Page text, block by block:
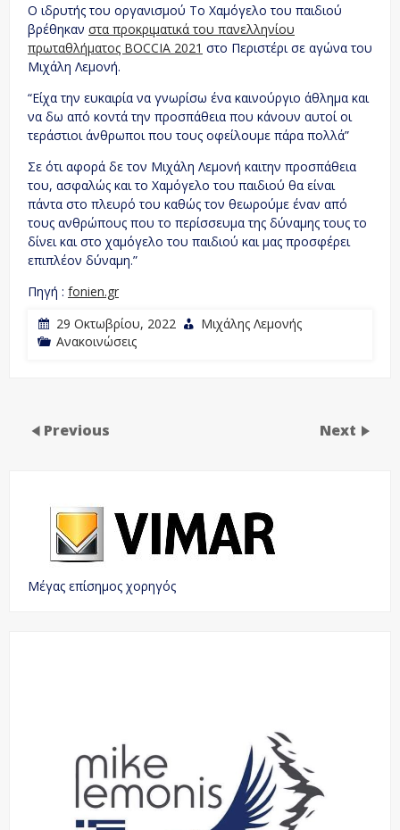
Ο ιδρυτής του οργανισμού Το Χαμόγελο του παιδιού
βρέθηκαν στα προκριματικά του πανελληνίου
πρωταθλήματος BOCCIA 2021 στο Περιστέρι σε αγώνα του
Μιχάλη Λεμονή.
“Είχα την ευκαιρία να γνωρίσω ένα καινούργιο άθλημα και
να δω από κοντά την προσπάθεια που κάνουν αυτοί οι
τεράστιοι άνθρωποι που τους οφείλουμε πάρα πολλά”
Σε ότι αφορά δε τον Μιχάλη Λεμονή καιτην προσπάθεια
του, ασφαλώς και το Χαμόγελο του παιδιού θα είναι
πάντα στο πλευρό του καθώς τον θεωρούμε έναν από
τους ανθρώπους που το περίσσευμα της δύναμης τους το
δίνει και στο χαμόγελο του παιδιού και μας προσφέρει
επιπλέον δύναμη.”
Πηγή : fonien.gr
29 Οκτωβρίου, 2022
Μιχάλης Λεμονής
Ανακοινώσεις
Previous Next
Μέγας επίσημος χορηγός